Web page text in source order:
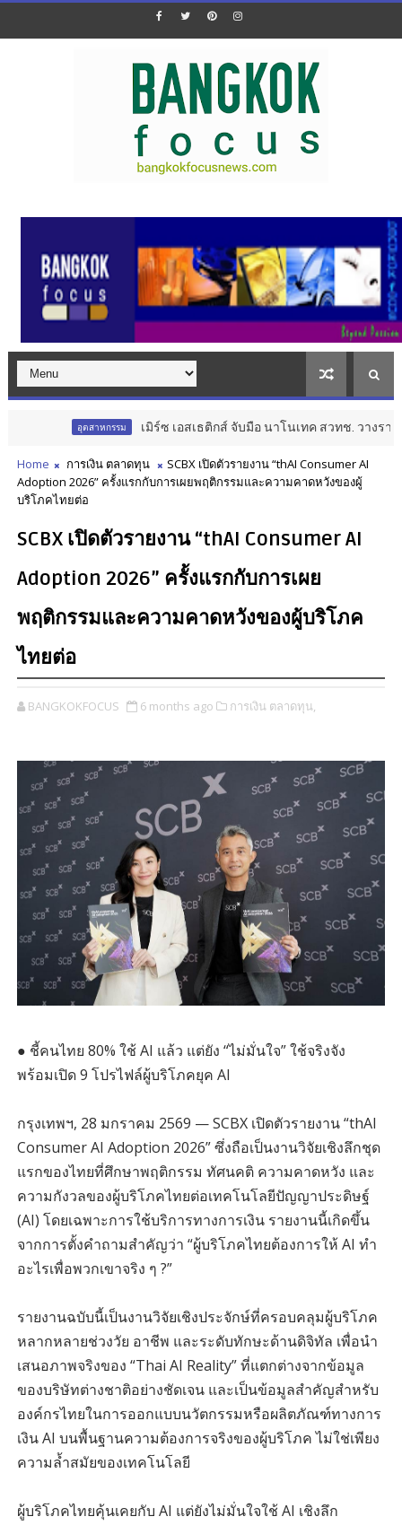
อุตสาหกรรม เมิร์ซ เอสเธติกส์ จับมือ นาโนเทค สวทช. วางรากฐาน
Home การเงิน ตลาดทุน
SCBX เปิดตัวรายงาน “thAI Consumer AI
Adoption 2026” ครั้งแรกกับการเผยพฤติกรรมและความคาดหวังของผู้
บริโภคไทยต่อ
SCBX เปิดตัวรายงาน “thAI Consumer AI
Adoption 2026” ครั้งแรกกับการเผย
พฤติกรรมและความคาดหวังของผู้บริโภค
ไทยต่อ
BANGKOKFOCUS 6 months ago การเงิน ตลาดทุน,
● ชี้คนไทย 80% ใช้ AI แล้ว แต่ยัง “ไม่มั่นใจ” ใช้จริงจัง
พร้อมเปิด 9 โปรไฟล์ผู้บริโภคยุค AI
กรุงเทพฯ, 28 มกราคม 2569 — SCBX เปิดตัวรายงาน “thAI
Consumer AI Adoption 2026” ซึ่งถือเป็นงานวิจัยเชิงลึกชุด
แรกของไทยที่ศึกษาพฤติกรรม ทัศนคติ ความคาดหวัง และ
ความกังวลของผู้บริโภคไทยต่อเทคโนโลยีปัญญาประดิษฐ์
(AI) โดยเฉพาะการใช้บริการทางการเงิน รายงานนี้เกิดขึ้น
จากการตั้งคำถามสำคัญว่า “ผู้บริโภคไทยต้องการให้ AI ทำ
อะไรเพื่อพวกเขาจริง ๆ ?”
รายงานฉบับนี้เป็นงานวิจัยเชิงประจักษ์ที่ครอบคลุมผู้บริโภค
หลากหลายช่วงวัย อาชีพ และระดับทักษะด้านดิจิทัล เพื่อนำ
เสนอภาพจริงของ “Thai AI Reality” ที่แตกต่างจากข้อมูล
ของบริษัทต่างชาติอย่างชัดเจน และเป็นข้อมูลสำคัญสำหรับ
องค์กรไทยในการออกแบบนวัตกรรมหรือผลิตภัณฑ์ทางการ
เงิน AI บนพื้นฐานความต้องการจริงของผู้บริโภค ไม่ใช่เพียง
ความล้ำสมัยของเทคโนโลยี
ผู้บริโภคไทยคุ้นเคยกับ AI แต่ยังไม่มั่นใจใช้ AI เชิงลึก